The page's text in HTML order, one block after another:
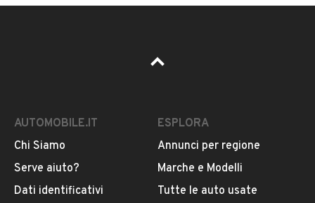
AUTOMOBILE.IT
Chi Siamo
Serve aiuto?
Dati identificativi
ESPLORA
Annunci per regione
Marche e Modelli
Tutte le auto usate